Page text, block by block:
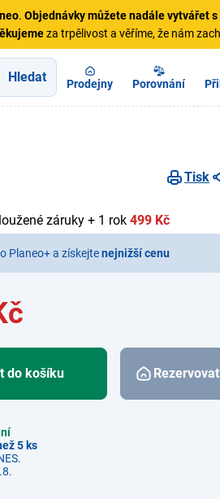
. Objednávkymůžete nadále vytvářet
za trpělivost a věříme, že nám
Hledat Prodejny Porovnání
Tisk
záruky + 1 rok 499 Kč
Planeo+ a získejtenejnižší cenu
do košíku
5 ks